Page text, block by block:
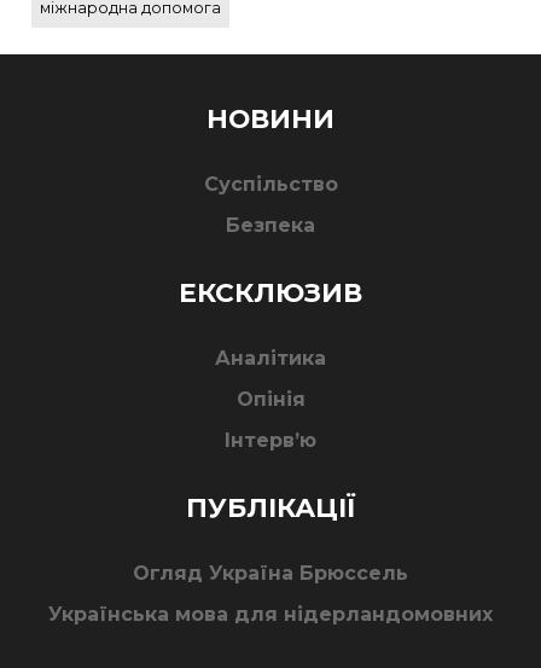
міжнародна допомога
НОВИНИ
Суспільство
Безпека
ЕКСКЛЮЗИВ
Аналітика
Опінія
Інтерв’ю
ПУБЛІКАЦІЇ
Огляд Україна Брюссель
Українська мова для нідерландомовних